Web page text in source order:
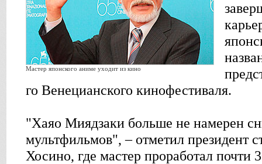
Мастер японского аниме уходит из кино
го Венецианского кинофестиваля.
"Хаяо Миядзаки больше не намерен
мультфильмов", – отметил президент
Хосино, где мастер проработал почти